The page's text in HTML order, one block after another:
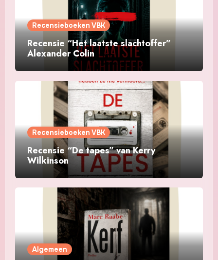
Recensieboeken VBK
Recensie “Het laatste slachtoffer”
Alexander Colin
Recensieboeken VBK
Recensie “De tapes” van Kerry
Wilkinson
Algemeen